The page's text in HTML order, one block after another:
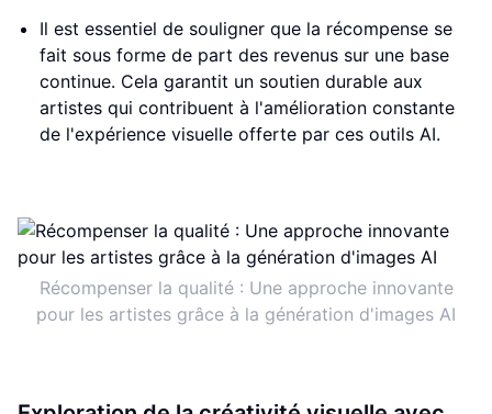
Il est essentiel de souligner que la récompense se
fait sous forme de part des revenus sur une base
continue. Cela garantit un soutien durable aux
artistes qui contribuent à l'amélioration constante
de l'expérience visuelle offerte par ces outils AI.
Récompenser la qualité : Une approche innovante
pour les artistes grâce à la génération d'images AI